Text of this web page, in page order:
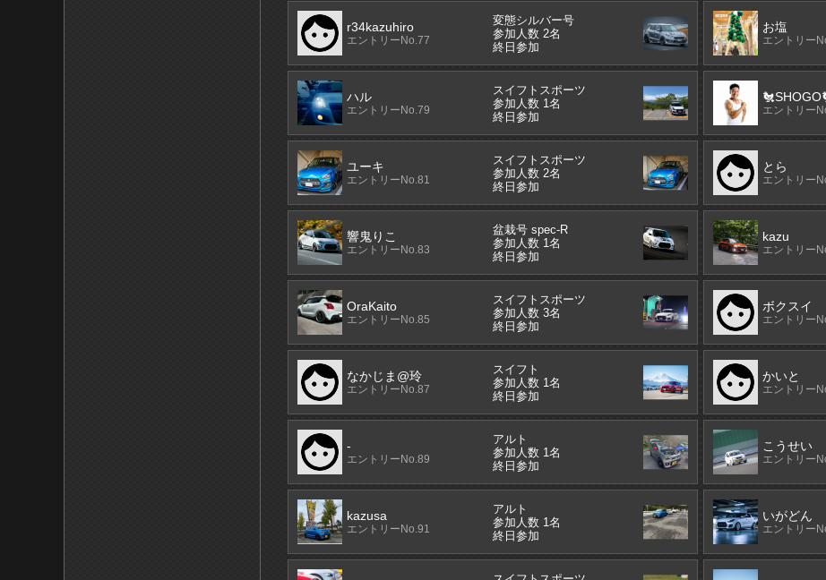
r34kazuhiro
エントリーNo.77
変態シルバー号
参加人数 2名
終日参加
お塩
エントリー
ハル
エントリーNo.79
スイフトスポーツ
参加人数 1名
終日参加
エントリー
ユーキ
エントリーNo.81
スイフトスポーツ
参加人数 2名
終日参加
とら
エントリー
響鬼りこ
エントリーNo.83
盆栽号 spec-R
参加人数 1名
終日参加
kazu
エントリー
OraKaito
エントリーNo.85
スイフトスポーツ
参加人数 3名
終日参加
ボクスイ
エントリー
なかじま@玲
エントリーNo.87
スイフト
参加人数 1名
終日参加
かいと
エントリー
-
エントリーNo.89
アルト
参加人数 1名
終日参加
こうせい
エントリー
kazusa
エントリーNo.91
アルト
参加人数 1名
終日参加
いがどん
エントリー